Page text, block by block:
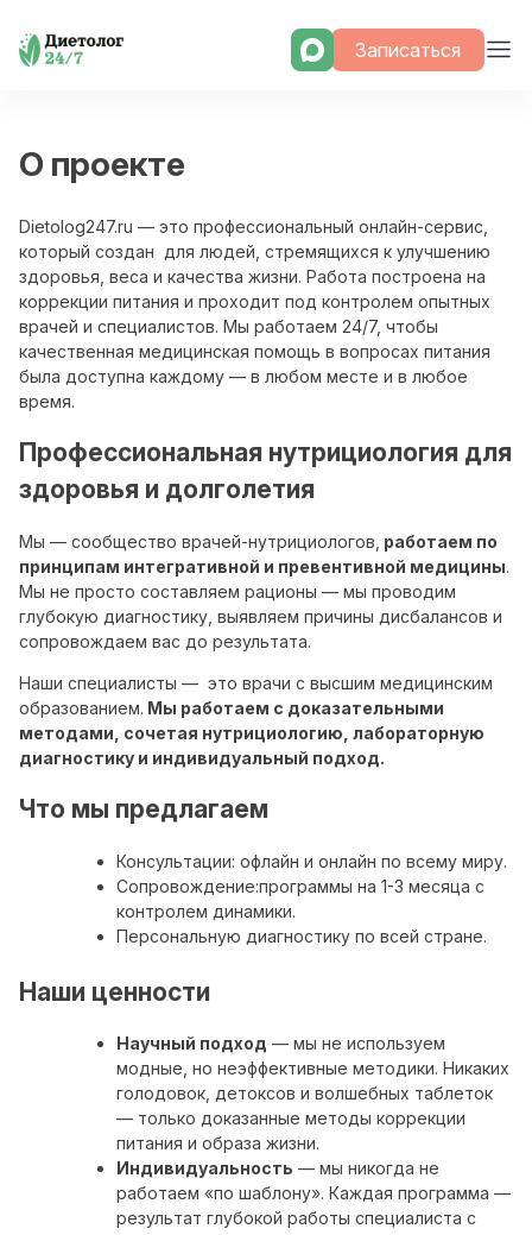
Skip
Записаться
О проекте
Dietolog247.ru — это профессиональный онлайн-сервис,
который создан для людей, стремящихся к улучшению
здоровья, веса и качества жизни. Работа построена на
коррекции питания и проходит под контролем опытных
врачей и специалистов. Мы работаем 24/7, чтобы
качественная медицинская помощь в вопросах питания
была доступна каждому — в любом месте и в любое
время.
Профессиональная нутрициология для
здоровья и долголетия
Мы — сообщество врачей-нутрициологов, работаем по
принципам интегративной и превентивной медицины.
Мы не просто составляем рационы — мы проводим
глубокую диагностику, выявляем причины дисбалансов и
сопровождаем вас до результата.
Наши специалисты — это врачи с высшим медицинским
образованием. Мы работаем с доказательными
методами, сочетая нутрициологию, лабораторную
диагностику и индивидуальный подход.
Что мы предлагаем
Консультации: офлайн и онлайн по всему миру.
Сопровождение:программы на 1-3 месяца с
контролем динамики.
Персональную диагностику по всей стране.
Наши ценности
Научный подход — мы не используем
модные, но неэффективные методики. Никаких
голодовок, детоксов и волшебных таблеток
— только доказанные методы коррекции
питания и образа жизни.
Индивидуальность — мы никогда не
работаем «по шаблону». Каждая программа —
результат глубокой работы специалиста с